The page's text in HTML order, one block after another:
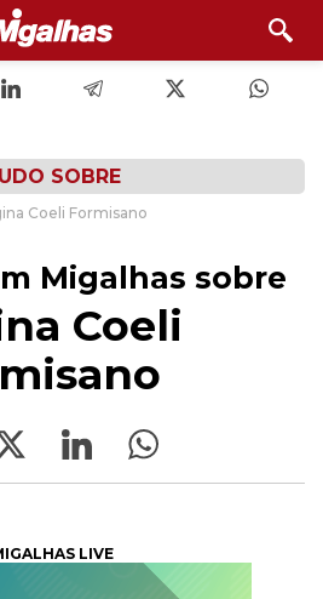
SOBRE
Coeli Formisano
Migalhas sobre
Coeli
LIVE